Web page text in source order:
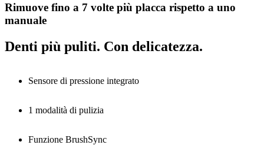
Rimuove fino a 7 volte più placca rispetto a uno
manuale
Denti più puliti. Con delicatezza.
Sensore di pressione integrato
1 modalità di pulizia
Funzione BrushSync